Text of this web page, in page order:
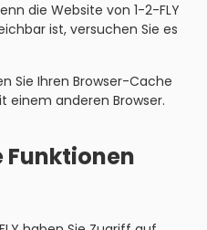
die Website von 1-2-FLY
ist, versuchen Sie es
Sie Ihren Browser-Cache
einem anderen Browser.